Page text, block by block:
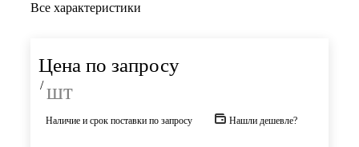
Все характеристики
Цена по запросу
/ шт
Наличие и срок поставки по запросу Нашли дешевле?